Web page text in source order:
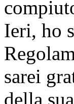
Ieri, ho
sarei
della